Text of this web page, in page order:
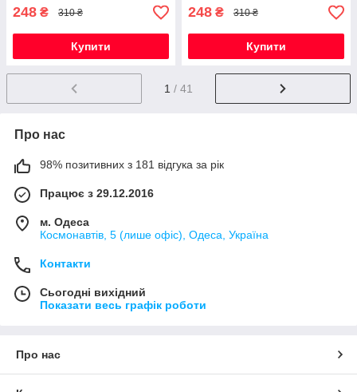
248 ₴ 310 ₴
Купити
248 ₴ 310 ₴
Купити
1 / 41
Про нас
98% позитивних з 181 відгука за рік
Працює з 29.12.2016
м. Одеса
Космонавтів, 5 (лише офіс), Одеса, Україна
Контакти
Сьогодні вихідний
Показати весь графік роботи
Про нас